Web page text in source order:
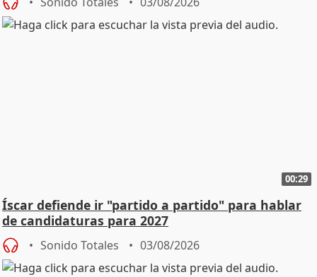
00:29
Íscar defiende ir "partido a partido" para hablar
de candidaturas para 2027
Sonido Totales 03/08/2026